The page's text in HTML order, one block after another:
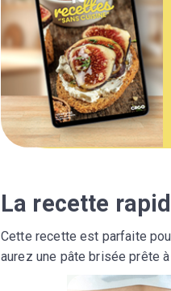
La recette
Cette recette est parfaite
aurez une pâte brisée prête